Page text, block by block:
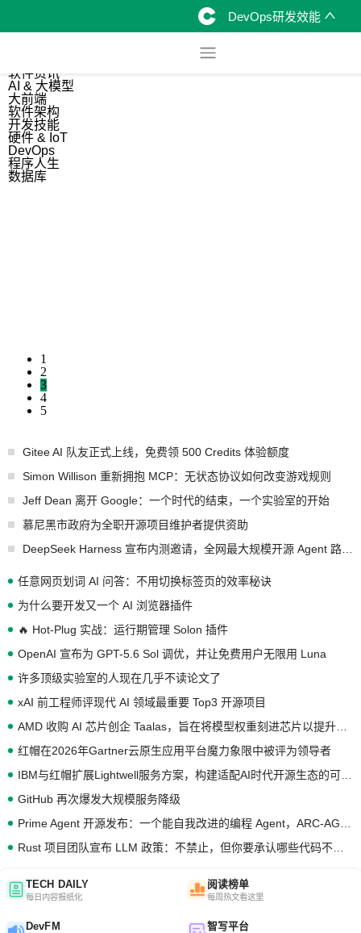
DevOps研发效能
软件资讯
AI & 大模型
大前端
软件架构
开发技能
硬件 & IoT
DevOps
程序人生
数据库
1
2
3
4
5
Gitee AI 队友正式上线，免费领 500 Credits 体验额度
Simon Willison 重新拥抱 MCP：无状态协议如何改变游戏规则
Jeff Dean 离开 Google：一个时代的结束，一个实验室的开始
慕尼黑市政府为全职开源项目维护者提供资助
任意网页划词 AI 问答：不用切换标签页的效率秘诀
为什么要开发又一个 AI 浏览器插件
🔥 Hot-Plug 实战：运行期管理 Solon 插件
OpenAI 宣布为 GPT-5.6 Sol 调优，并让免费用户无限用 Luna
许多顶级实验室的人现在几乎不读论文了
xAI 前工程师评现代 AI 领域最重要 Top3 开源项目
红帽在2026年Gartner云原生应用平台魔力象限中被评为领导者
GitHub 再次爆发大规模服务降级
TECH DAILY
每日内容报纸化
阅读榜单
每周热文看这里
DevFM 智写平台